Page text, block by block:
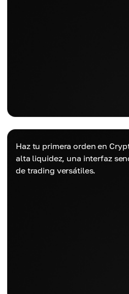
Haz tu primera orden en
alta liquidez, una interfaz
de trading versátiles.